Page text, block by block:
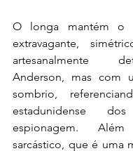
O longa mantém o
extravagante,
artesanalmente
Anderson, mas com
sombrio,
estadunidense
espionagem.
sarcástico, que é uma